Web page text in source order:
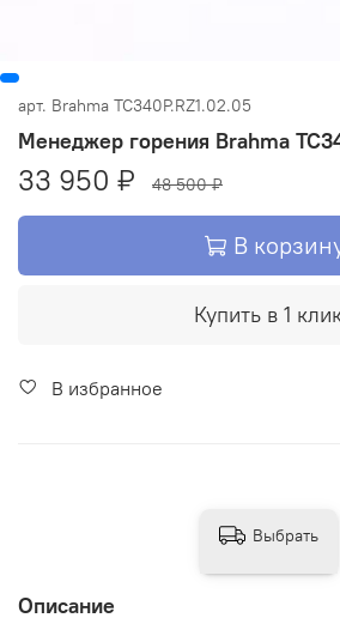
арт. Brahma TC340P.RZ1.02.05
Менеджер горения Brahma
33 950 ₽ 48 500 ₽
В
Купить в 1
В избранное
Описание
Выбрать